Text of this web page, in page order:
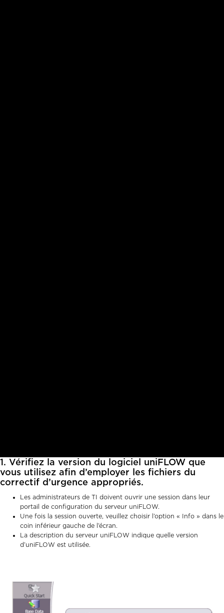
1. Vérifiez la version du logiciel uniFLOW que
vous utilisez afin d’employer les fichiers du
correctif d’urgence appropriés.
Les administrateurs de TI doivent ouvrir une session dans leur
portail de configuration du serveur uniFLOW.
Une fois la session ouverte, veuillez choisir l’option « Info » dans le
coin inférieur gauche de l’écran.
La description du serveur uniFLOW indique quelle version
d’uniFLOW est utilisée.